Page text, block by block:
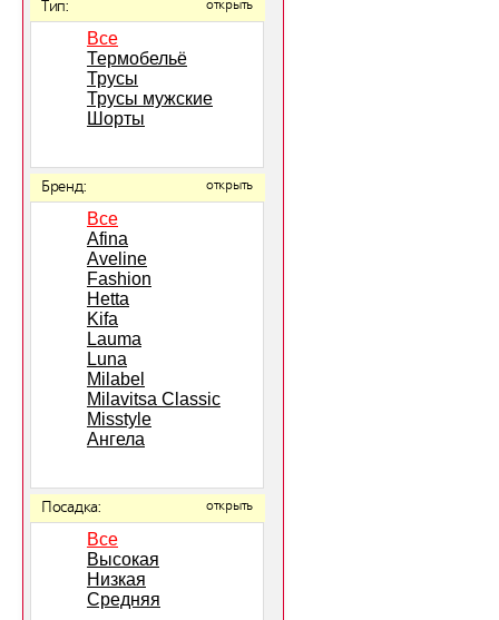
Тип: открыть
Все
Термобельё
Трусы
Трусы мужские
Шорты
Бренд: открыть
Все
Afina
Aveline
Fashion
Hetta
Kifa
Lauma
Luna
Milabel
Milavitsa Classic
Misstyle
Ангела
Посадка: открыть
Все
Высокая
Низкая
Средняя